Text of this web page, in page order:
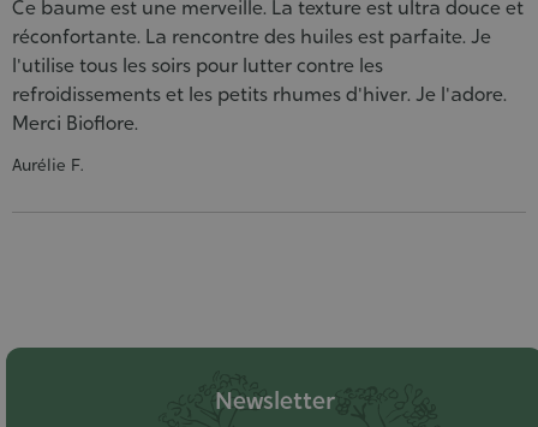
Ce baume est une merveille. La texture est ultra douce et
réconfortante. La rencontre des huiles est parfaite. Je
l'utilise tous les soirs pour lutter contre les
refroidissements et les petits rhumes d'hiver. Je l'adore.
Merci Bioflore.
Aurélie F.
Newsletter